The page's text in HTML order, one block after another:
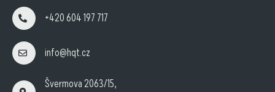
+420 604 197 717
info@hqt.cz
Švermova 2063/15,